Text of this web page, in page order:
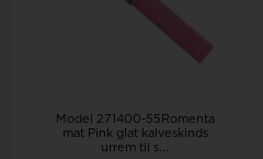
Model 271400-55Romenta
mat Pink glat kalveskinds
urrem til s...